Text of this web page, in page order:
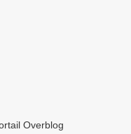
Overblog